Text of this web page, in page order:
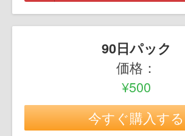
90日パック
価格：
¥500
今すぐ購入する